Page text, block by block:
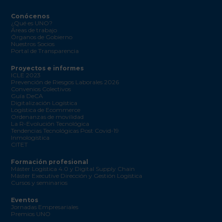
Conócenos
¿Qué es UNO?
Áreas de trabajo
Órganos de Gobierno
Nuestros Socios
Portal de Transparencia
Proyectos e informes
ICLE 2023
Prevención de Riesgos Laborales 2026
Convenios Colectivos
Guía DeCA
Digitalización Logística
Logística de Ecommerce
Ordenanzas de movilidad
La R-Evolución Tecnológica
Tendencias Tecnológicas Post Covid-19
Inmologística
CITET
Formación profesional
Máster Logística 4.0 y Digital Supply Chain
Máster Executive Dirección y Gestión Logística
Cursos y seminarios
Eventos
Jornadas Empresariales
Premios UNO